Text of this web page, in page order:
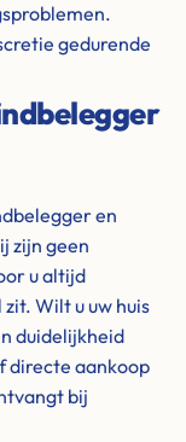
gedurende
en
zijn geen
u altijd
Wilt u uw huis
duidelijkheid
directe aankoop
bij